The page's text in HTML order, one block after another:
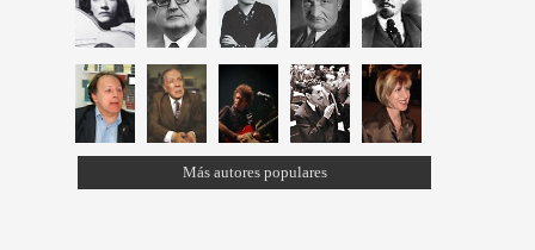
Más autores populares